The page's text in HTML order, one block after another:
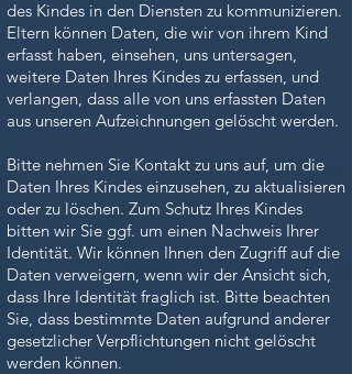
des Kindes in den Diensten zu kommunizieren.
Eltern können Daten, die wir von ihrem Kind
erfasst haben, einsehen, uns untersagen,
weitere Daten Ihres Kindes zu erfassen, und
verlangen, dass alle von uns erfassten Daten
aus unseren Aufzeichnungen gelöscht werden.
Bitte nehmen Sie Kontakt zu uns auf, um die
Daten Ihres Kindes einzusehen, zu aktualisieren
oder zu löschen. Zum Schutz Ihres Kindes
bitten wir Sie ggf. um einen Nachweis Ihrer
Identität. Wir können Ihnen den Zugriff auf die
Daten verweigern, wenn wir der Ansicht sich,
dass Ihre Identität fraglich ist. Bitte beachten
Sie, dass bestimmte Daten aufgrund anderer
gesetzlicher Verpflichtungen nicht gelöscht
werden können.